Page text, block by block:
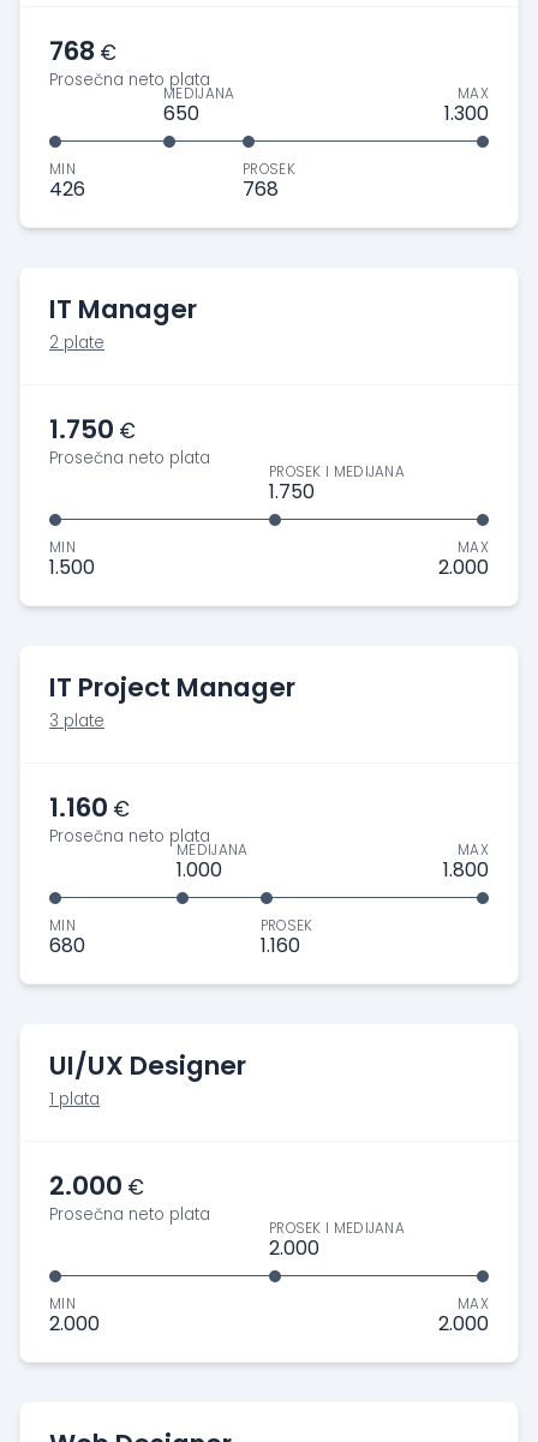
768 €
Prosečna neto plata
MIN
426
MEDIJANA
650
PROSEK
768
MAX
1.300
IT Manager
2 plate
1.750 €
Prosečna neto plata
MIN
1.500
PROSEK I MEDIJANA
1.750
MAX
2.000
IT Project Manager
3 plate
1.160 €
Prosečna neto plata
MIN
680
MEDIJANA
1.000
PROSEK
1.160
MAX
1.800
UI/UX Designer
1 plata
2.000 €
Prosečna neto plata
MIN
2.000
PROSEK I MEDIJANA
2.000
MAX
2.000